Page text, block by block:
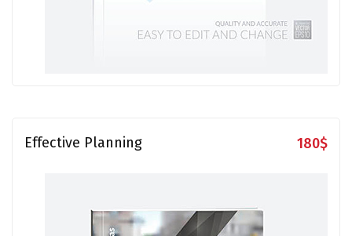
Effective Planning 180$